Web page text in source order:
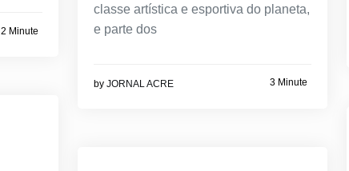
2 Minute
classe artística e esportiva do planeta,
e parte dos
by JORNAL ACRE 3 Minute